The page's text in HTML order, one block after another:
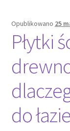
Opublikowano 25
Płytki
do